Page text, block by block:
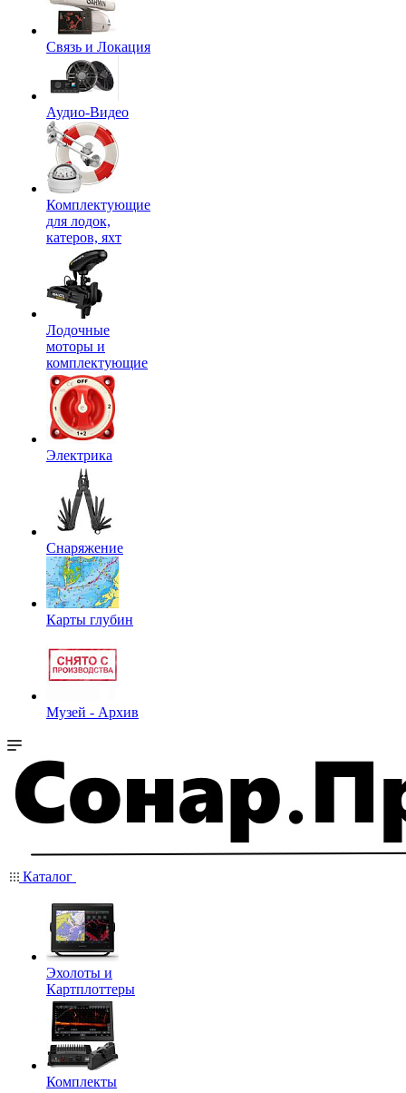
Связь и Локация
Аудио-Видео
Комплектующие
для лодок,
катеров, яхт
Лодочные
моторы и
комплектующие
Электрика
Снаряжение
Карты глубин
Музей - Архив
Каталог
Эхолоты и
Картплоттеры
Комплекты